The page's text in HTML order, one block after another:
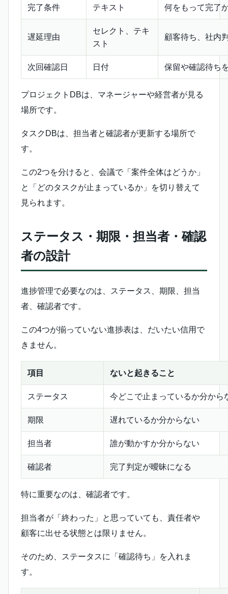
完了条件 テキスト 何をもって完了
遅延理由
セレクト、テキ
スト
顧客待ち、社内
次回確認日 日付 保留や確認待ち
プロジェクトDBは、マネージャーや経営者が見る
場所です。
タスクDBは、担当者と確認者が更新する場所で
す。
この2つを分けると、会議で「案件全体はどうか」
と「どのタスクが止まっているか」を切り替えて
見られます。
ステータス・期限・担当者・確認
者の設計
進捗管理で必要なのは、ステータス、期限、担当
者、確認者です。
この4つが揃っていない進捗表は、だいたい信用で
きません。
項目 ないと起きること
ステータス 今どこで止まっているか分から
期限 遅れているか分からない
担当者 誰が動かすか分からない
確認者 完了判定が曖昧になる
特に重要なのは、確認者です。
担当者が「終わった」と思っていても、責任者や
顧客に出せる状態とは限りません。
そのため、ステータスに「確認待ち」を入れま
す。